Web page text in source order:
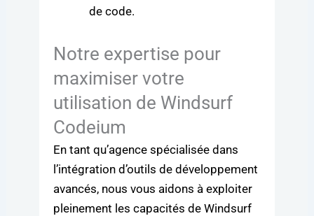
de code.
Notre expertise pour
maximiser votre
utilisation de Windsurf
Codeium
En tant qu’agence spécialisée dans
l’intégration d’outils de développement
avancés, nous vous aidons à exploiter
pleinement les capacités de Windsurf